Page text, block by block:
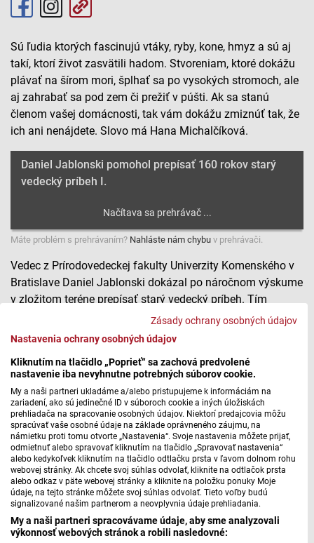
Zásady ochrany osobných údajov
Nastavenia ochrany osobných údajov
Kliknutím na tlačidlo „Poprieť“ sa zachová predvolené
nastavenie iba nevyhnutne potrebných súborov cookie.
My a naši partneri ukladáme a/alebo pristupujeme k informáciám na
zariadení, ako sú jedinečné ID v súboroch cookie a iných úložiskách
prehliadača na spracovanie osobných údajov. Niektorí predajcovia môžu
spracúvať vaše osobné údaje na základe oprávneného záujmu, na
námietku proti tomu otvorte „Nastavenia“. Svoje nastavenia môžete prijať,
odmietnuť alebo spravovať kliknutím na tlačidlo „Spravovať nastavenia“
alebo kedykoľvek kliknutím na tlačidlo odtlačku prsta v ľavom dolnom rohu
webovej stránky. Ak chcete svoj súhlas odvolať, kliknite na odtlačok prsta
alebo odkaz v päte webovej stránky a kliknite na položku ponuky Moje
údaje, na tejto stránke môžete svoj súhlas odvolať. Tieto voľby budú
signalizované našim partnerom a neovplyvnia údaje prehliadania.
My a naši partneri spracovávame údaje, aby sme analyzovali
výkonnosť webových stránok a robili nasledovné:
Sú ľudia ktorých fascinujú vtáky, ryby, kone, hmyz a sú aj
takí, ktorí život zasvätili hadom. Stvoreniam, ktoré dokážu
plávať na šírom mori, šplhať sa po vysokých stromoch, ale
aj zahrabať sa pod zem či prežiť v púšti. Ak sa stanú
členom vašej domácnosti, tak vám dokážu zmiznúť tak, že
ich ani nenájdete. Slovo má Hana Michalčíková.
Daniel Jablonski pomohol prepísať 160 rokov starý
vedecký príbeh I.
Máte problém s prehrávaním? Nahláste nám chybu v prehrávači.
Vedec z Prírodovedeckej fakulty Univerzity Komenského v
Bratislave Daniel Jablonski dokázal po náročnom výskume
v zložitom teréne prepísať starý vedecký príbeh. Tím
odborníkov pod jeho vedením zistil, že had považovaný od
roku 1864 za jeden druh, je v skutočnosti skupinou
vedu úplne nové. Na cestu za úspechom sa Hana
Michalčíková pýtala priamo herpetológa - odborníka na
hady Daniela Jablonského.
Daniel Jablonski pomohol prepísať 160 rokov starý
vedecký príbeh II.
Máte problém s prehrávaním?Nahláste nám chybu v prehrávači.
A práve preto je dôležité nové druhy objavovať, a lepšie